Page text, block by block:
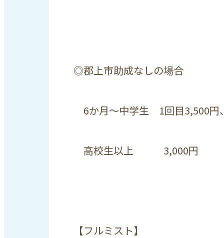
◎郡上市助成なしの場合
6か月～中学生 1回目3,500円、
高校生以上 3,000円
【フルミスト】